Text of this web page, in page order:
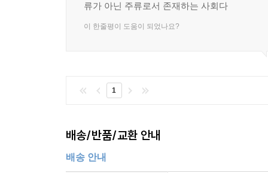
류가 아닌 주류로서 존재하는 사회다
이 한줄평이 도움이 되었나요?
1
배송/반품/교환 안내
배송 안내